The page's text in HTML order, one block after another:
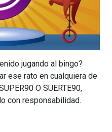
jugando al bingo?
ese rato en cualquiera de
O SUERTE90,
con responsabilidad.